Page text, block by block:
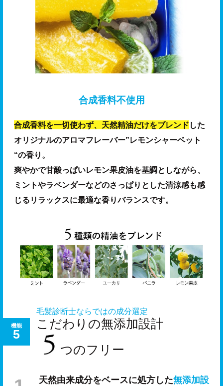
合成香料不使用
合成香料を一切使わず、天然精油だけをブレンド した
オリジナルのアロマフレーバー”レモンシャーベット
“の香り。
爽やかで甘酸っぱいレモン果皮油を基調としながら、
ミントやラベンダーなどのさっぱりとした清涼感も感
じるリラックスに最適な香りバランスです。
機能
5
毛髪診断士ならではの成分選定
こだわりの無添加設計
つのフリー
天然由来成分をベースに処⽅した無添加設